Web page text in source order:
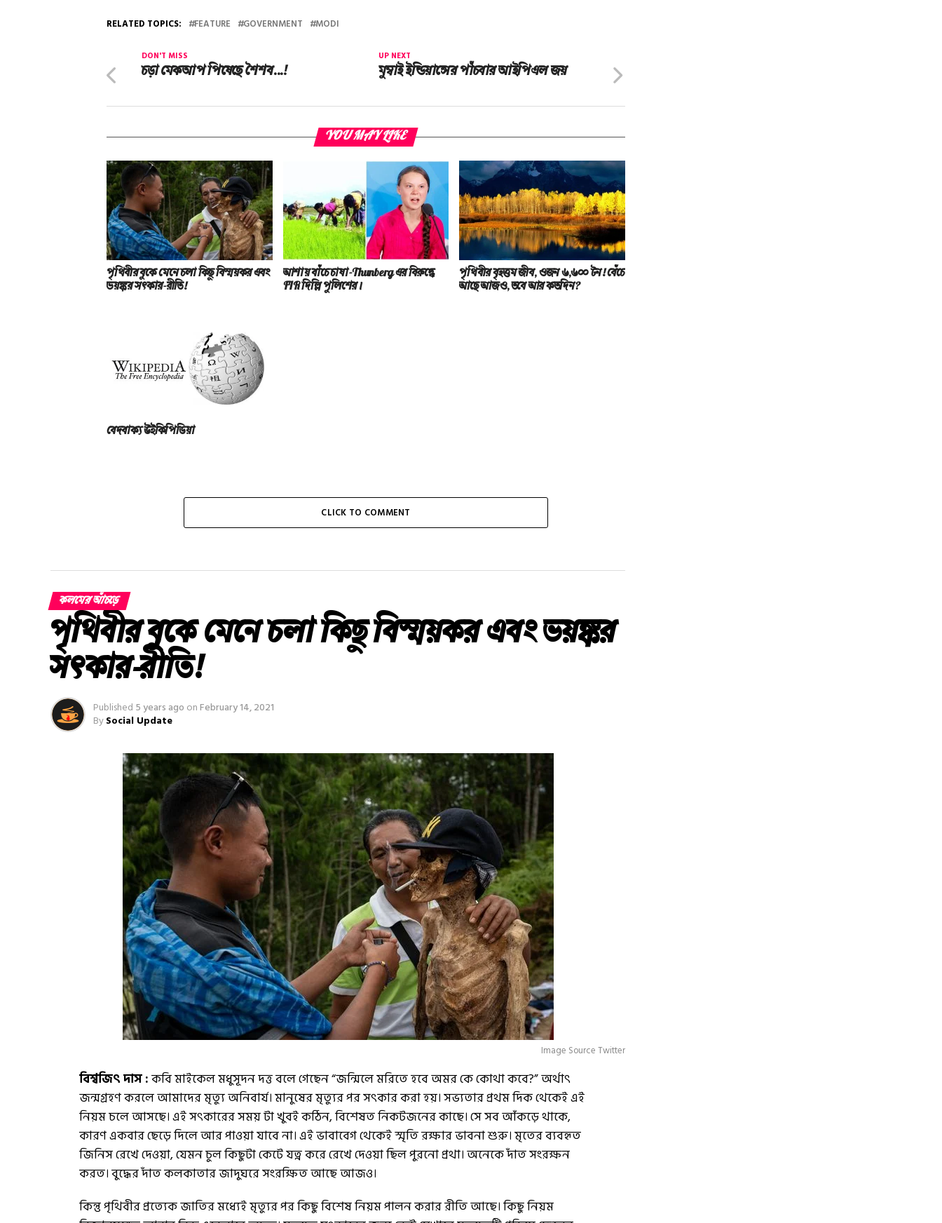
RELATED TOPICS: FEATURE GOVERNMENT MODI
UP NEXT
মুম্বাই ইন্ডিয়ান্সের পাঁচবার আইপিএল জয়
DON'T MISS
চড়া মেকআপ পিষেছে শৈশব…!
YOU MAY LIKE
পৃথিবীর বুকে মেনে চলা কিছু বিস্ময়কর এবং
ভয়ঙ্কর সত্‍কার-রীতি!
আশায় বাঁচে চাষা-Thunberg এর বিরুদ্ধে
FIR দিল্লি পুলিশের।
পৃথিবীর বৃহত্তম জীব, ওজন ৬,৬০০ টন! বেঁচে
আছে আজও, তবে আর কতদিন?
বেদবাক্য উইকিপিডিয়া
CLICK TO COMMENT
কলমের আঁচড়ে
পৃথিবীর বুকে মেনে চলা কিছু বিস্ময়কর এবং ভয়ঙ্কর
সত্‍কার-রীতি!
Published 5 years ago onFebruary 14, 2021
BySocial Update
Image Source Twitter
বিশ্বজিৎ দাস :কবি মাইকেল মধুসূদন দত্ত বলে গেছেন “জন্মিলে মরিতে হবে অমর কে কোথা কবে?” অর্থাৎ
জন্মগ্রহণ করলে আমাদের মৃত্যু অনিবার্য। মানুষের মৃত্যুর পর সৎকার করা হয়। সভ্যতার প্রথম দিক থেকেই এই
নিয়ম চলে আসছে। এই সৎকারের সময় টা খুবই কঠিন, বিশেষত নিকটজনের কাছে। সে সব আঁকড়ে থাকে,
কারণ একবার ছেড়ে দিলে আর পাওয়া যাবে না। এই ভাবাবেগ থেকেই স্মৃতি রক্ষার ভাবনা শুরু। মৃতের ব্যবহৃত
জিনিস রেখে দেওয়া, যেমন চুল কিছুটা কেটে যত্ন করে রেখে দেওয়া ছিল পুরনো প্রথা। অনেকে দাঁত সংরক্ষন
করত। বুদ্ধের দাঁত কলকাতার জাদুঘরে সংরক্ষিত আছে আজও।
কিন্তু পৃথিবীর প্রত্যেক জাতির মধ্যেই মৃত্যুর পর কিছু বিশেষ নিয়ম পালন করার রীতি আছে। কিছু নিয়ম